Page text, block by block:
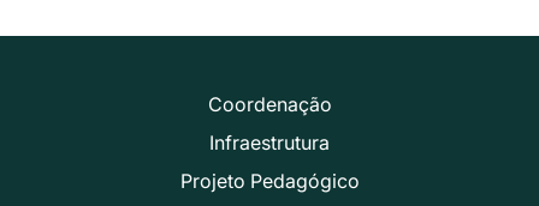
Coordenação
Infraestrutura
Projeto Pedagógico